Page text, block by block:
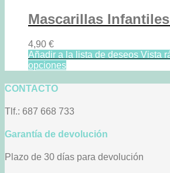
Mascarillas
4,90 €
Añadir a la lista de deseos Vista
opciones
CONTACTO
Tlf.: 687 668 733
Garantía de devolución
Plazo de 30 días para devolución